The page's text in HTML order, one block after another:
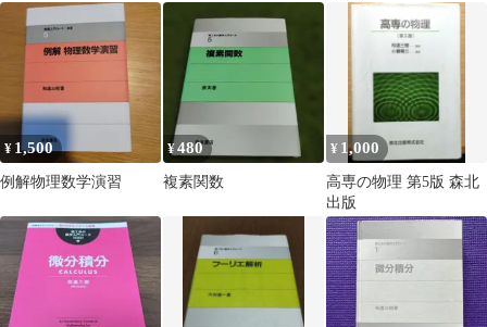
¥ 1,500
例解物理数学演習
¥480
複素関数
¥ 1,000
高専の物理 第5版 森北
出版